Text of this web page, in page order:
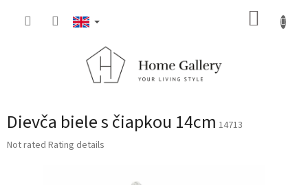
Dievča biele s čiapkou 14cm 14713
The
Not rated Rating details